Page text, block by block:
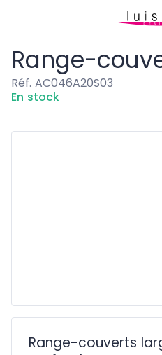
Range-
Réf. AC046A20S03
En stock
Range-couverts